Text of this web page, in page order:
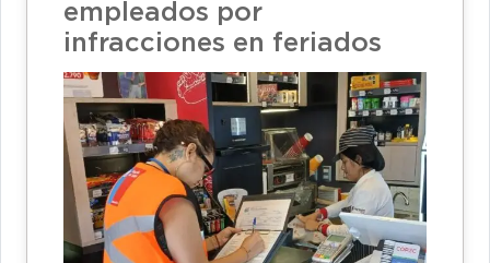
empleados por
infracciones en feriados